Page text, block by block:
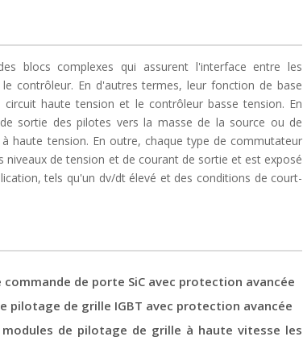
blocs complexes qui assurent l'interface entre les
contrôleur. En d'autres termes, leur fonction de base
haute tension et le contrôleur basse tension. En
sortie des pilotes vers la masse de la source ou de
haute tension. En outre, chaque type de commutateur
niveaux de tension et de courant de sortie et est exposé
tels qu'un dv/dt élevé et des conditions de court-
commande de porte SiC avec protection avancée
pilotage de grille IGBT avec protection avancée
de pilotage de grille à haute vitesse les